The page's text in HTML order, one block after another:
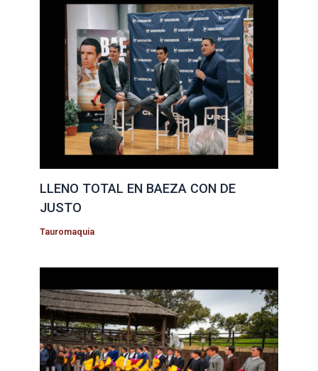
LLENO TOTAL EN BAEZA CON DE
JUSTO
Tauromaquia